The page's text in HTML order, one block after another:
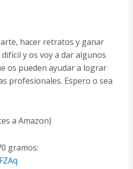
hacer retratos y ganar
y os voy a dar algunos
os pueden ayudar a lograr
profesionales. Espero o sea
a Amazon)
gramos: